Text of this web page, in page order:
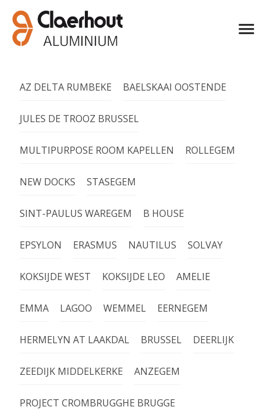
AZ DELTA RUMBEKE BAELSKAAI OOSTENDE
JULES DE TROOZ BRUSSEL
MULTIPURPOSE ROOM KAPELLEN ROLLEGEM
NEW DOCKS STASEGEM
SINT-PAULUS WAREGEM B HOUSE
EPSYLON ERASMUS NAUTILUS SOLVAY
KOKSIJDE WEST KOKSIJDE LEO AMELIE
EMMA LAGOO WEMMEL EERNEGEM
HERMELYN AT LAAKDAL BRUSSEL DEERLIJK
ZEEDIJK MIDDELKERKE ANZEGEM
PROJECT CROMBRUGGHE BRUGGE